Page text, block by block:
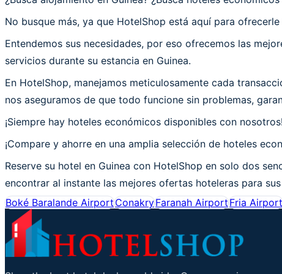
No busque más, ya que HotelShop está aquí para
Entendemos sus necesidades, por eso ofrecemos las
servicios durante su estancia en Guinea.
En HotelShop, manejamos meticulosamente cada
nos aseguramos de que todo funcione sin problemas,
¡Siempre hay hoteles económicos disponibles con
¡Compare y ahorre en una amplia selección de hoteles
Reserve su hotel en Guinea con HotelShop en solo dos
encontrar al instante las mejores ofertas hoteleras para sus
Boké Baralande AirportConakryFaranah AirportFria Airport